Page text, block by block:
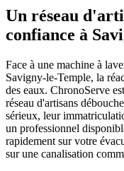
Un réseau
confiance à
Face à une machine à
Savigny-le-Temple, la
des eaux. ChronoServe
réseau d'artisans
sérieux, leur
un professionnel
rapidement sur votre
sur une canalisation